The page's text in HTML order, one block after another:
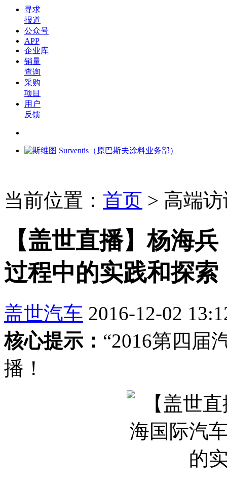
寻求
报道
公众号
APP
企业库
销量
查询
采购
项目
用户
反馈
当前位置： 首页 > 高端
【盖世直播】杨海
过程中的实践和探索
盖世汽车 2016-12-02
核心提示： “2016第四届
播！